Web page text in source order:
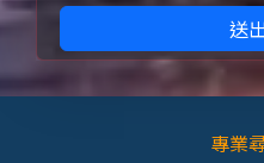
送
專業